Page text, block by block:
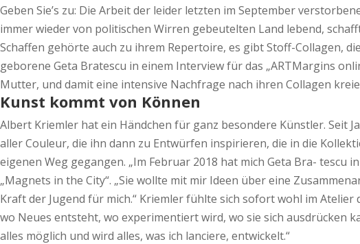
Geben Sie’s zu: Die Arbeit der leider letzten im September
immer wieder von politischen Wirren gebeutelten Land lebend,
Schaffen gehörte auch zu ihrem Repertoire, es gibt Stoff-Collagen,
geborene Geta Bratescu in einem Interview für das „ARTMargins
Mutter, und damit eine intensive Nachfrage nach ihren Collagen
Kunst kommt von Können
Albert Kriemler hat ein Händchen für ganz besondere Künstler. Seit
aller Couleur, die ihn dann zu Entwürfen inspirieren, die in die
eigenen Weg gegangen. „Im Februar 2018 hat mich Geta Bra-
„Magnets in the City“. „Sie wollte mit mir Ideen über eine
Kraft der Jugend für mich.“ Kriemler fühlte sich sofort wohl im
wo Neues entsteht, wo experimentiert wird, wo sie sich ausdrücken
alles möglich und wird alles, was ich lanciere, entwickelt.“